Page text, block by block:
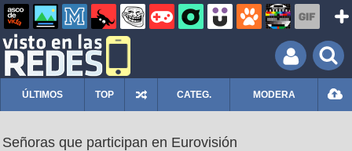
ÚLTIMOS TOP CATEG. MODERA
Señoras que participan en Eurovisión